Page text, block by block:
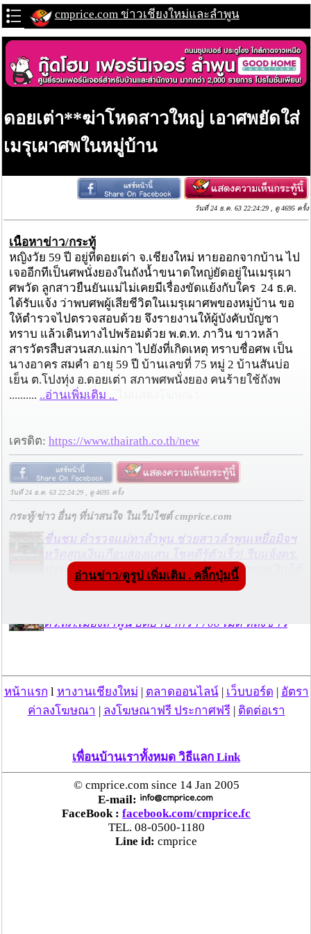
cmprice.com ข่าวเชียงใหม่และลำพูน
ดอยเต่า**ฆ่าโหดสาวใหญ่ เอาศพยัดใส่
เมรุเผาศพในหมู่บ้าน
วันที่ 24 ธ.ค. 63 22:24:29 , ดู 4695 ครั้ง
เนื้อหาข่าว/กระทู้
หญิงวัย 59 ปี อยู่ที่ดอยเต่า จ.เชียงใหม่ หายออกจากบ้าน ไป
เจออีกทีเป็นศพนั่งยองในถังน้ำขนาดใหญ่ยัดอยู่ในเมรุเผา
ศพวัด ลูกสาวยืนยันแม่ไม่เคยมีเรื่องขัดแย้งกับใคร 24 ธ.ค.
ได้รับแจ้ง ว่าพบศพผู้เสียชีวิตในเมรุเผาศพของหมู่บ้าน ขอ
ให้ตำรวจไปตรวจสอบด้วย จึงรายงานให้ผู้บังคับบัญชา
ทราบ แล้วเดินทางไปพร้อมด้วย พ.ต.ท. ภาวิน ขาวหล้า
สารวัตรสืบสวนสภ.แม่กา ไปยังที่เกิดเหตุ ทราบชื่อศพ เป็น
นางอาคร สมคำ อายุ 59 ปี บ้านเลขที่ 75 หมู่ 2 บ้านสันบ่อ
เย็น ต.โปงทุ่ง อ.ดอยเต่า สภาพศพนั่งยอง คนร้ายใช้ถังพ
.......... ..อ่านเพิ่มเติม ..
เครดิต: https://www.thairath.co.th/new
วันที่ 24 ธ.ค. 63 22:24:29 , ดู 4695 ครั้ง
กระทู้/ข่าว อื่นๆ ที่น่าสนใจ ในเว็บไซต์ cmprice.com
ชื่นชม ตำรวจแม่ทาลำพูน ช่วยสาวลำพูนเหยื่อมิจฯ
หวิดสูญเงินเกือบสองแสน โชคดีรู้ตัวเร็ว! รีบแจ้งตร.
ประสาน สตช.สายด่วน 1441 อายัดบัญชี-ตามเงินได้
ตร.สภ.เมืองลำพูน ยึดยาบ้ากว่า 700 เม็ด หลังชาว
แม่สะเรียง ลุยตรวจ “สกุชชี่“ ของเล่นอันตราย พบไร้
มาตรฐานเสี่ยงอันตราย สั่งห้ามขาย-เตือนภัยผู้
“ลาว” ส่ง “24 คนไทย” กลับประเทศผ่านด่าน
เชียงของ เพื่อดำเนินการตามกฎหมาย พบส่วนใหญ่มี
เอี่ยวแก๊งคอลเซ็นเตอร์
“ตรีนุช” เปิดตัวระบบ “e-WorkPermit” ลงทะเบียน
แรงงานต่างด้าวออนไลน์ ให้บริการ 24 ชั่วโมงทั่ว
อ่านข่าว/ดูรูป เพิ่มเติม . คลิ๊กปุ่มนี้
หน้าแรก l หางานเชียงใหม่ ตลาดออนไลน์| เว็บบอร์ด
อัตรา
ค่าลงโฆษณา
ลงโฆษณาฟรี ประกาศฟรี| ติดต่อเรา
เพื่อนบ้านเราทั้งหมด วิธีแลก Link
© cmprice.com since 14 Jan 2005
E-mail:
FaceBook : facebook.com/cmprice.fc
TEL. 08-0500-1180
Line id: cmprice